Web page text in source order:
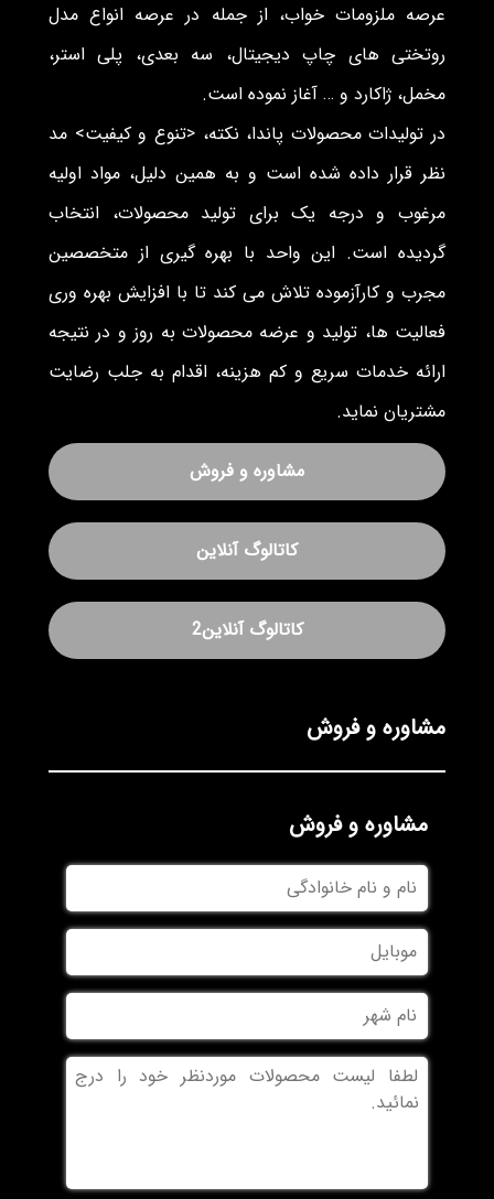
عرصه ملزومات خواب، از جمله در عرصه انواع مدل
روتختی های چاپ دیجیتال، سه بعدی، پلی استر،
مخمل، ژاکارد و … آغاز نموده است.
در تولیدات محصولات پاندا، نکته، <تنوع و کیفیت> مد
نظر قرار داده شده است و به همین دلیل، مواد اولیه
مرغوب و درجه یک برای تولید محصولات، انتخاب
گردیده است. این واحد با بهره گیری از متخصصین
مجرب و کارآزموده تلاش می کند تا با افزایش بهره وری
فعالیت ها، تولید و عرضه محصولات به روز و در نتیجه
ارائه خدمات سریع و کم هزینه، اقدام به جلب رضایت
مشتریان نماید.
مشاوره و فروش
کاتالوگ آنلاین
کاتالوگ آنلاین2
مشاوره و فروش
مشاوره و فروش
نام
و
نام
خانوادگی
موبایل
نام
شهر
بدون
عنوان